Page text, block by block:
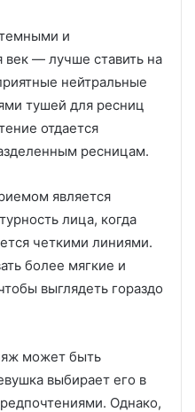
и
— лучше ставить на
нейтральные
тушей для ресниц
отдается
ресницам.
является
лица, когда
четкими линиями.
более мягкие и
выглядеть гораздо
может быть
выбирает его в
Однако,